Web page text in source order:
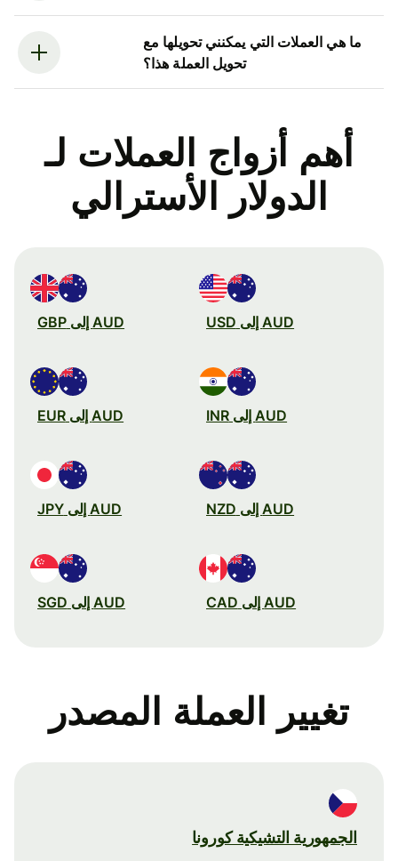
ما هي العملات التي يمكنني تحويلها مع
تحويل العملة هذا؟
أهم أزواج العملات لـ
الدولار الأسترالي
AUD إلى USD AUD إلى GBP
AUD إلى INR AUD إلى EUR
AUD إلى NZD AUD إلى JPY
AUD إلى CAD AUD إلى SGD
تغيير العملة المصدر
الجمهورية التشيكية كورونا